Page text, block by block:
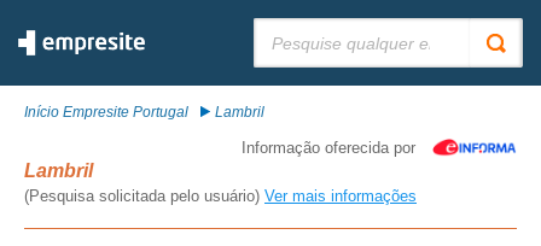
Início Empresite Portugal Lambril
Informação oferecida por
Lambril
(Pesquisa solicitada pelo usuário) Ver mais informações